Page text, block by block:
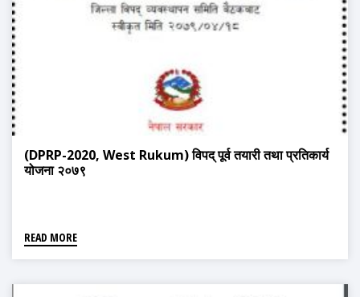
(DPRP-2020, West Rukum) विपद् पूर्व तयारी तथा प्रतिकार्य
योजना २०७९
READ MORE